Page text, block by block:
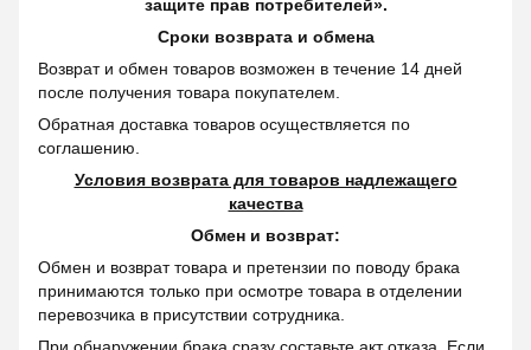
защите прав потребителей».
Сроки возврата и обмена
Возврат и обмен товаров возможен в течение 14 дней
после получения товара покупателем.
Обратная доставка товаров осуществляется по
соглашению.
Условия возврата для товаров надлежащего
качества
Обмен и возврат:
Обмен и возврат товара и претензии по поводу брака
принимаются только при осмотре товара в отделении
перевозчика в присутствии сотрудника.